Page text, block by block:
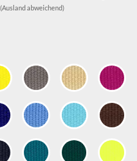
(Ausland abweichend)